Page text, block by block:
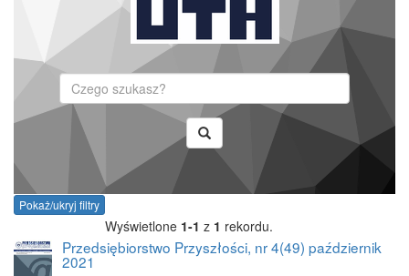
Pokaż/ukryj filtry
Wyświetlone 1-1 z 1 rekordu.
Przedsiębiorstwo Przyszłości, nr 4(49) październik
2021